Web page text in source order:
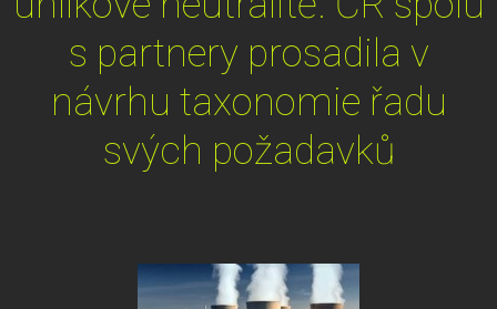
s partnery prosadila v
návrhu taxonomie řadu
svých požadavků